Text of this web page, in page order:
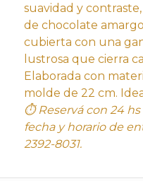
suavidad y
de chocolate
cubierta con una
lustrosa que cierra
Elaborada con
molde de 22 cm.
⏱ Reservá con 24
fecha y horario de
2392-8031.